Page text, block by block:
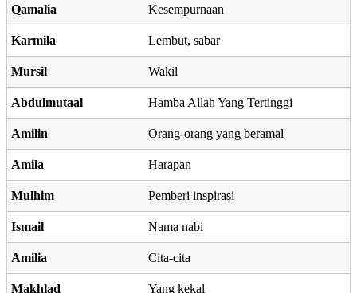
Qamalia Kesempurnaan
Karmila Lembut, sabar
Mursil Wakil
Abdulmutaal Hamba Allah Yang Tertinggi
Amilin Orang-orang yang beramal
Amila Harapan
Mulhim Pemberi inspirasi
Ismail Nama nabi
Amilia Cita-cita
Makhlad Yang kekal